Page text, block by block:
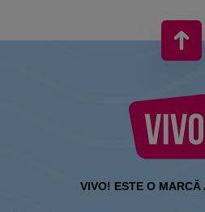
VIVO! ESTE O MARCĂ